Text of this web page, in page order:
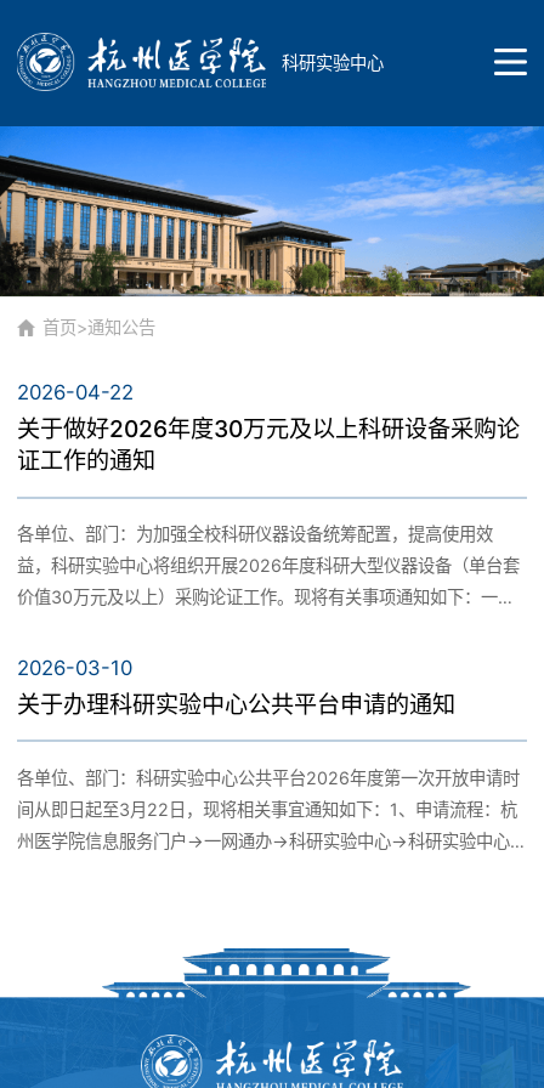
科研实验中心
首页
中心简介
中心简介
部门职责
大仪平台
平台介绍
收费标准
开放共享系统
公共实验平台
平台介绍
用户服务
用户指南
首页>通知公告
2026-04-22
关于做好2026年度30万元及以上科研设备采购论
证工作的通知
各单位、部门：为加强全校科研仪器设备统筹配置，提高使用效
益，科研实验中心将组织开展2026年度科研大型仪器设备（单台套
价值30万元及以上）采购论证工作。现将有关事项通知如下：一、
要求：拟使用科研、人才等项目预算资金购置、单台套价值30万元
（含）以上的科研仪器设备。二、论证步骤1、材料填报：申购人填
见。如果采购进口仪器，申购人还需填写《政府采购进口产品申请
核准（备案）表》（附件2）。2、材料提交：请于2026年4月8日
前，将上述材料电子版通过钉钉发送至科研实验中心李峰，逾期不
李峰，联系电话：13958163595附件： 1、杭州医学院大型仪器设
备购置可行性论证报告 2、政府采购进口产品申请核准（备案）表
2026-03-10
关于办理科研实验中心公共平台申请的通知
各单位、部门：科研实验中心公共平台2026年度第一次开放申请时
间从即日起至3月22日，现将相关事宜通知如下：1、申请流程：杭
州医学院信息服务门户→一网通办→科研实验中心→科研实验中心
日13：30，地点：临安校区19-302。4、培训完成后集中开通门
禁，时间：2026年3月23日-3月31日。5、联系人：徐建泓，电
话：13675830803